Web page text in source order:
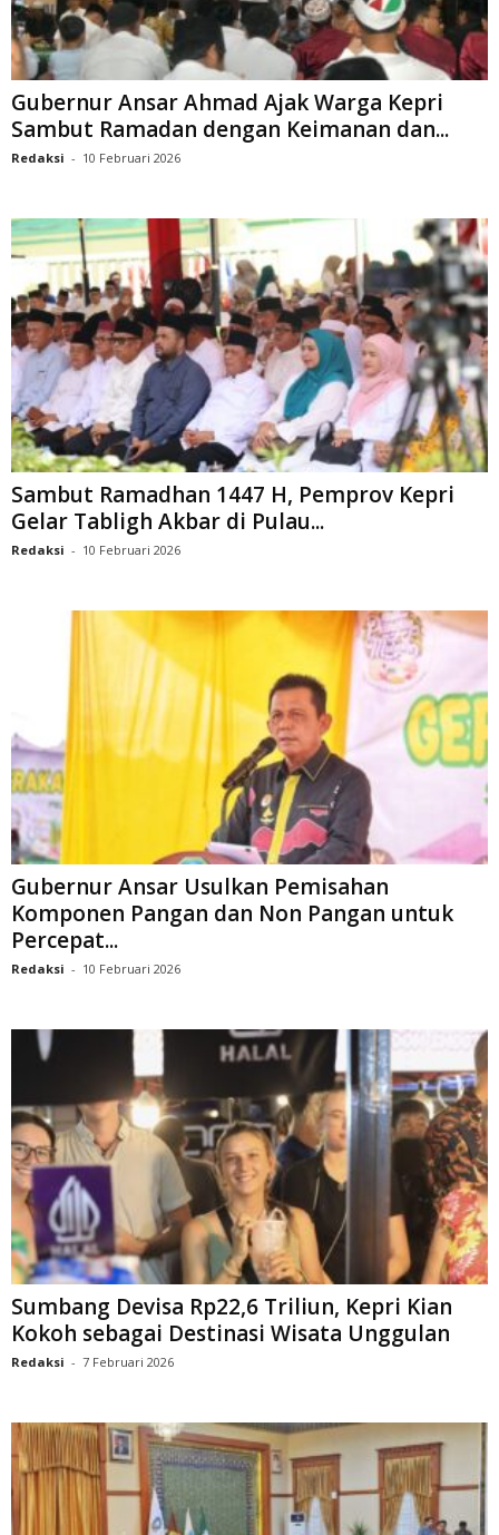
Gubernur Ansar Ahmad Ajak Warga Kepri
Sambut Ramadan dengan Keimanan dan...
Redaksi - 10 Februari 2026
Sambut Ramadhan 1447 H, Pemprov Kepri
Gelar Tabligh Akbar di Pulau...
Redaksi - 10 Februari 2026
Gubernur Ansar Usulkan Pemisahan
Komponen Pangan dan Non Pangan untuk
Percepat...
Redaksi - 10 Februari 2026
Sumbang Devisa Rp22,6 Triliun, Kepri Kian
Kokoh sebagai Destinasi Wisata Unggulan
Redaksi - 7 Februari 2026